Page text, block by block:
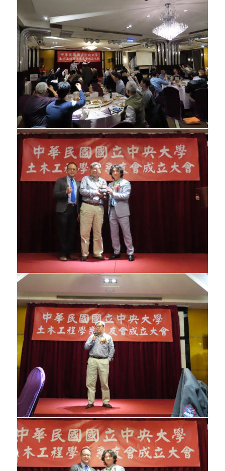
四號校慶當天假土木系大型力學實驗館舉辦
『傑出系友頒獎典禮』，公開表揚本年度十
大傑出系友。
研究所材料組畢業系友每年於畢業典禮當
天，例行性地返校為材料組老師舉辦慶生活
動，並與在學學弟妹舉行座談，協助指導學
弟妹論文寫作及就業規劃。
研究所大地組每年九月初由畢業系友輪流舉
辦「大地組回娘家」活動由歷屆畢業系友返
與大地組老師及在學學弟妹進行座談會，聚
餐及球類聯誼比賽，並做系友資料的更新。
未來大地組更擬成立「中大土木大地組學術
基金」以及設立中大土木大地組專屬網路，
提供大地組畢業系友訊息聯絡及學術交流的
園地，以凝聚畢業系友的心力。
民國八十八年五月七日於台北凱悅大飯店舉
行聯誼餐會。
民國八十七年六月於大型力學實驗室舉行茶
會，邀請系友回校參觀並連絡感情，同時並
開始進行系友通訊錄的更新。
民國八十六年十二月十六日，舉辦傑出系友
返校座談會，邀請王劍虹等諸位學長回校座
談，並請學長們就求學與工作經驗方面與同
民國八十六年三月十四日，配合台灣省土木
技師公會的土木人參與社會公共關係研討會
活動邀請考上技師的許瓊文校友等人返校與
系上同學進行座談，就工作與準備技師考試
的心得與同學討論。
民國八十八年五月系友部完成系友通訊錄的
資料更新，確實掌握系友們的動靜。